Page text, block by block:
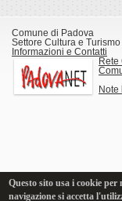
Comune di Padova
Settore Cultura e Turismo
Informazioni e Contatti
Rete
Note
Questo sito usa i cookie
navigazione si accetta